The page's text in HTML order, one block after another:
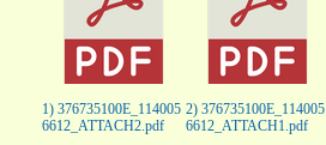
1) 376735100E_114005
6612_ATTACH2.pdf
2) 376735100E_114005
6612_ATTACH1.pdf